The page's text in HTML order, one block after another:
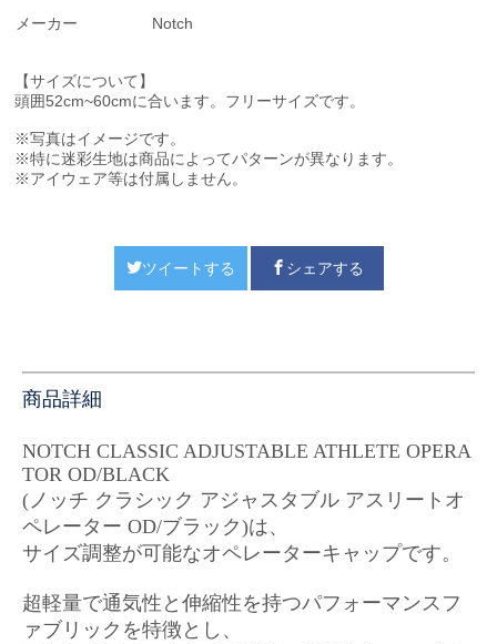
メーカー Notch
【サイズについて】
頭囲52cm~60cmに合います。 フリーサイズです。
※写真はイメージです。
※特に迷彩生地は商品によってパターンが異なります。
※アイウェア等は付属しません。
ツイートする シェアする
商品詳細
NOTCH CLASSIC ADJUSTABLE ATHLETE OPERA
TOR OD/BLACK
(ノッチ クラシック アジャスタブル アスリートオ
ペレーター OD/ブラック)は、
サイズ調整が可能なオペレーターキャップです。
超軽量で通気性と伸縮性を持つパフォーマンスフ
ァブリックを特徴とし、